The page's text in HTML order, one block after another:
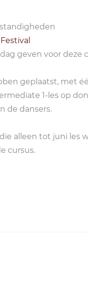
geven voor deze
geplaatst, met
1-les op
de dansers.
alleen tot juni les
cursus.